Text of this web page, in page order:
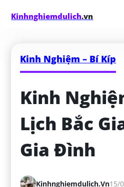
Kinhnghiemdulich.vn
Kinh Nghiệm – Bí Kíp
Kinh
Lịch Bắc
Gia Đình
Kinhnghiemdulich.vn15/